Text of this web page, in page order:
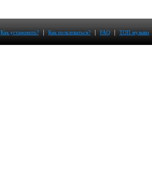
Как установить? | Как пользоваться? | FAQ | ТОП музыки